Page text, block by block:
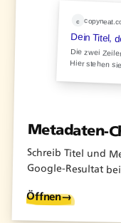
c
Dein Titel,
Die zwei
Hier stehen
Metadaten-
Schreib Titel und
Google-Resultat
Öffnen→